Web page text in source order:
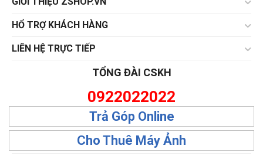
HỔ TRỢ KHÁCH HÀNG
LIÊN HỆ TRỰC TIẾP
TỔNG ĐÀI CSKH
0922022022
Trả Góp Online
Cho Thuê Máy Ảnh